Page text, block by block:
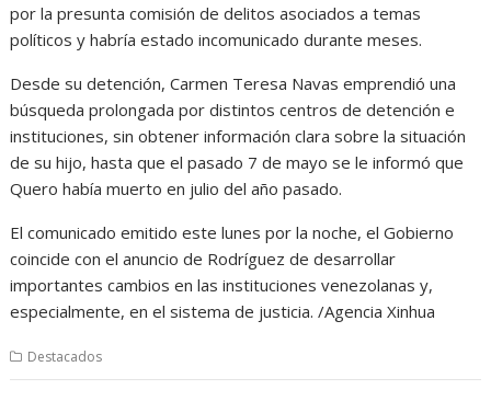
por la presunta comisión de delitos asociados a temas
políticos y habría estado incomunicado durante meses.
Desde su detención, Carmen Teresa Navas emprendió una
búsqueda prolongada por distintos centros de detención e
instituciones, sin obtener información clara sobre la situación
de su hijo, hasta que el pasado 7 de mayo se le informó que
Quero había muerto en julio del año pasado.
El comunicado emitido este lunes por la noche, el Gobierno
coincide con el anuncio de Rodríguez de desarrollar
importantes cambios en las instituciones venezolanas y,
especialmente, en el sistema de justicia. /Agencia Xinhua
Destacados